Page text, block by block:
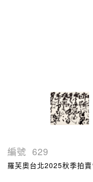
編號 629
羅芙奧台北2025秋季拍